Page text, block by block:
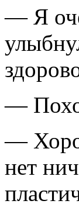
— Я
—
—
нет